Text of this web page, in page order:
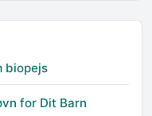
biopejs
for Dit Barn